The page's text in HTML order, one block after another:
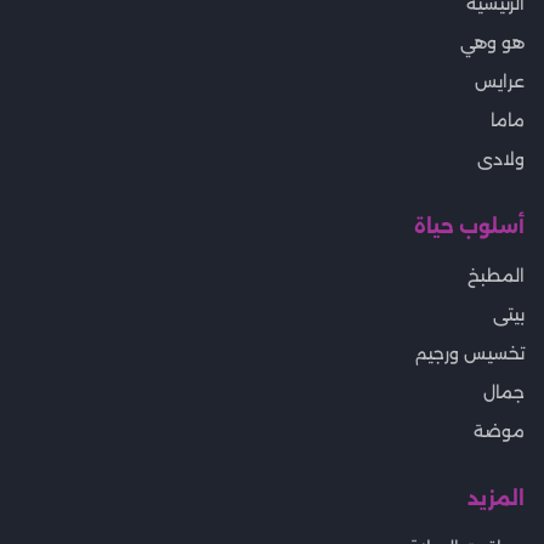
هو وهي
عرايس
ماما
ولادى
أسلوب حياة
المطبخ
بيتى
تخسيس ورجيم
جمال
موضة
المزيد